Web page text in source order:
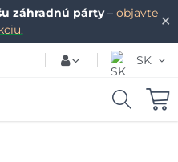
✕
záhradnú párty– objavte
SK